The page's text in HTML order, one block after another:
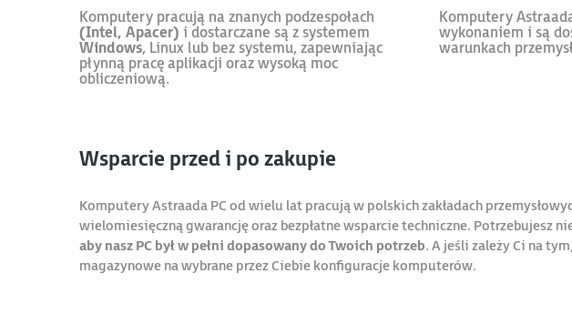
Komputery pracują na znanych podzespołach
(Intel, Apacer) i dostarczane są z systemem
Windows, Linux lub bez systemu, zapewniając
płynną pracę aplikacji oraz wysoką moc
obliczeniową.
Komputery
wykonaniem i są
warunkach
Wsparcie przed i po zakupie
Komputery Astraada PC od wielu lat pracują w polskich zakładach
wielomiesięczną gwarancję oraz bezpłatne wsparcie techniczne. Potrzebujesz
aby nasz PC był w pełni dopasowany do Twoich potrzeb. A jeśli zależy Ci na
magazynowe na wybrane przez Ciebie konfiguracje komputerów.